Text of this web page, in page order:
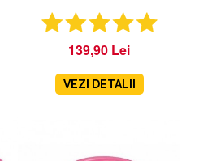
139,90 Lei
VEZI DETALII